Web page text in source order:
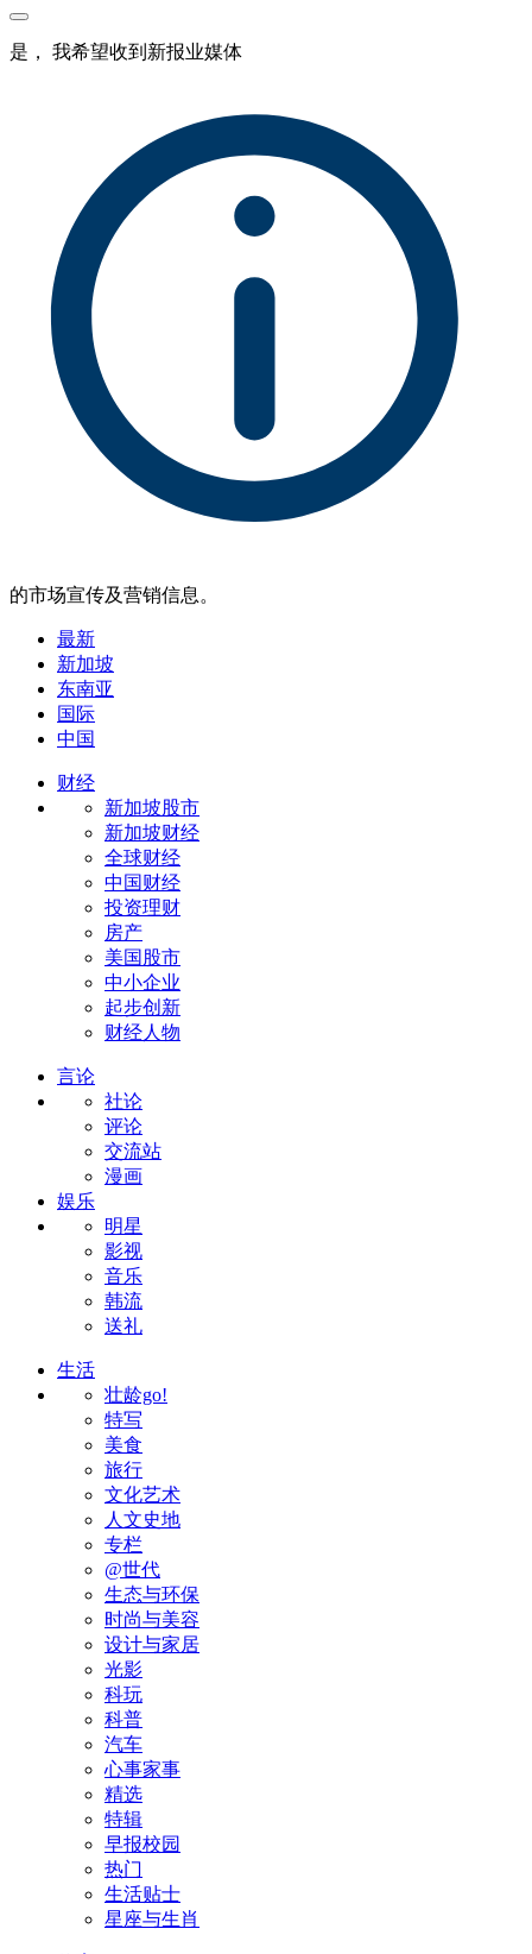
是， 我希望收到新报业媒体
的市场宣传及营销信息。
最新
新加坡
东南亚
国际
中国
财经
新加坡股市
新加坡财经
全球财经
中国财经
投资理财
房产
美国股市
中小企业
起步创新
财经人物
言论
社论
评论
交流站
漫画
娱乐
明星
影视
音乐
韩流
送礼
生活
壮龄go!
特写
美食
旅行
文化艺术
人文史地
专栏
@世代
生态与环保
时尚与美容
设计与家居
光影
科玩
科普
汽车
心事家事
精选
特辑
早报校园
热门
生活贴士
星座与生肖